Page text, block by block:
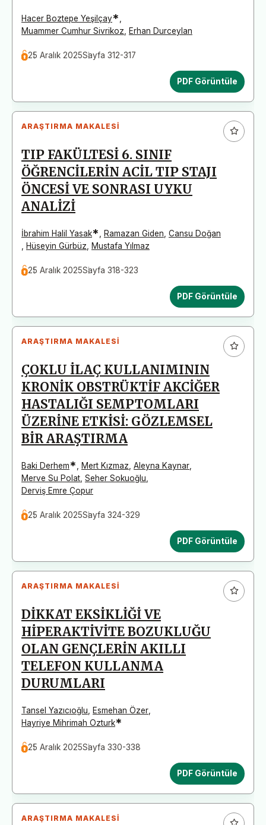
Hacer Boztepe Yeşilçay*
Muammer Cumhur Sivrikoz
Erhan Durceylan
25 Aralık 2025Sayfa 312-317
PDF Görüntüle
ARAŞTIRMA MAKALESI
TIP FAKÜLTESİ 6. SINIF
ÖĞRENCİLERİN ACİL TIP STAJI
ÖNCESİ VE SONRASI UYKU
ANALİZİ
İbrahim Halil Yasak* Ramazan Giden Cansu Doğan
Hüseyin Gürbüz Mustafa Yılmaz
25 Aralık 2025Sayfa 318-323
PDF Görüntüle
ARAŞTIRMA MAKALESI
ÇOKLU İLAÇ KULLANIMININ
KRONİK OBSTRÜKTİF AKCİĞER
HASTALIĞI SEMPTOMLARI
ÜZERİNE ETKİSİ: GÖZLEMSEL
BİR ARAŞTIRMA
Baki Derhem* Mert Kızmaz Aleyna Kaynar
Merve Su Polat Seher Sokuoğlu
Derviş Emre Çopur
25 Aralık 2025Sayfa 324-329
PDF Görüntüle
ARAŞTIRMA MAKALESI
DİKKAT EKSİKLİĞİ VE
HİPERAKTİVİTE BOZUKLUĞU
OLAN GENÇLERİN AKILLI
TELEFON KULLANMA
DURUMLARI
Tansel Yazıcıoğlu Esmehan Özer
Hayriye Mihrimah Ozturk*
25 Aralık 2025Sayfa 330-338
PDF Görüntüle
ARAŞTIRMA MAKALESI